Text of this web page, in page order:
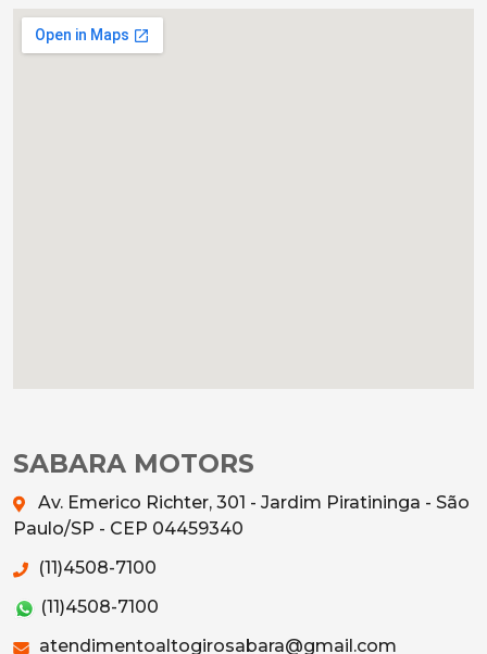
SABARA MOTORS
Av. Emerico Richter, 301 - Jardim Piratininga - São
Paulo/SP - CEP 04459340
(11)4508-7100
(11)4508-7100
atendimentoaltogirosabara@gmail.com